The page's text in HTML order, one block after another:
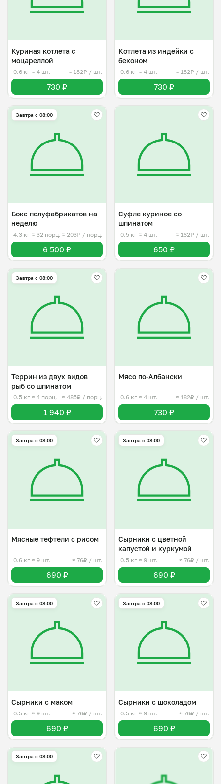
Куриная котлета с
моцареллой
0.6 кг ≈ 4 шт. ≈ 182₽ / шт.
730 ₽
Котлета из индейки с
беконом
0.6 кг ≈ 4 шт. ≈ 182₽ / шт.
730 ₽
Завтра c 08:00
Бокс полуфабрикатов на
неделю
4.3 кг ≈ 32 порц. ≈ 203₽ / порц.
6 500 ₽
Суфле куриное со
шпинатом
0.5 кг ≈ 4 шт. ≈ 162₽ / шт.
650 ₽
Завтра c 08:00
Террин из двух видов
рыб со шпинатом
0.5 кг ≈ 4 порц. ≈ 485₽ / порц.
1 940 ₽
Мясо по-Албански
0.6 кг ≈ 4 шт. ≈ 182₽ / шт.
730 ₽
Завтра c 08:00
Мясные тефтели с рисом
0.6 кг ≈ 9 шт. ≈ 76₽ / шт.
690 ₽
Завтра c 08:00
Сырники с цветной
капустой и куркумой
0.5 кг ≈ 9 шт. ≈ 76₽ / шт.
690 ₽
Завтра c 08:00
Сырники с маком
0.5 кг ≈ 9 шт. ≈ 76₽ / шт.
690 ₽
Завтра c 08:00
Сырники с шоколадом
0.5 кг ≈ 9 шт. ≈ 76₽ / шт.
690 ₽
Завтра c 08:00